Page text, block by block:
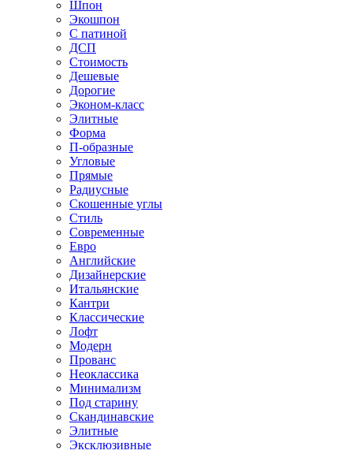
Шпон
Экошпон
С патиной
ДСП
Стоимость
Дешевые
Дорогие
Эконом-класс
Элитные
Форма
П-образные
Угловые
Прямые
Радиусные
Скошенные углы
Стиль
Современные
Евро
Английские
Дизайнерские
Итальянские
Кантри
Классические
Лофт
Модерн
Прованс
Неоклассика
Минимализм
Под старину
Скандинавские
Элитные
Эксклюзивные